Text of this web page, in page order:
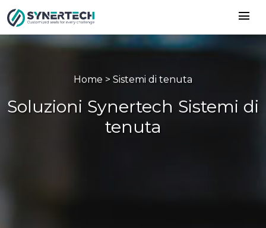
menu
Home > Sistemi di tenuta
Soluzioni Synertech Sistemi di
tenuta